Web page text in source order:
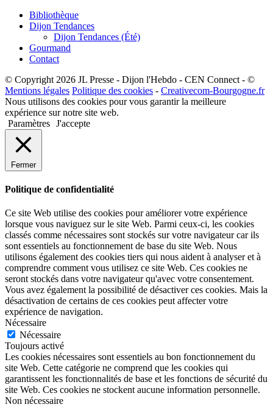
Bibliothèque
Dijon Tendances
Dijon Tendances (Été)
Gourmand
Contact
© Copyright 2026 JL Presse - Dijon l'Hebdo - CEN Connect - ©
Mentions légales Politique des cookies - Creativecom-Bourgogne.fr
Nous utilisons des cookies pour vous garantir la meilleure
expérience sur notre site web.
Paramètres J'accepte
Fermer
Politique de confidentialité
Ce site Web utilise des cookies pour améliorer votre expérience
lorsque vous naviguez sur le site Web. Parmi ceux-ci, les cookies
classés comme nécessaires sont stockés sur votre navigateur car ils
sont essentiels au fonctionnement de base du site Web. Nous
utilisons également des cookies tiers qui nous aident à analyser et à
comprendre comment vous utilisez ce site Web. Ces cookies ne
seront stockés dans votre navigateur qu'avec votre consentement.
Vous avez également la possibilité de désactiver ces cookies. Mais la
désactivation de certains de ces cookies peut affecter votre
expérience de navigation.
Nécessaire
Nécessaire
Toujours activé
Les cookies nécessaires sont essentiels au bon fonctionnement du
site Web. Cette catégorie ne comprend que les cookies qui
garantissent les fonctionnalités de base et les fonctions de sécurité du
site Web. Ces cookies ne stockent aucune information personnelle.
Non nécessaire